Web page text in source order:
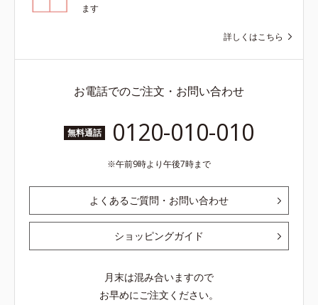
ます
詳しくはこちら
お電話でのご注文・お問い合わせ
無料通話 0120-010-010
午前9時より午後7時まで
よくあるご質問・お問い合わせ
ショッピングガイド
月末は混み合いますので
お早めにご注文ください。